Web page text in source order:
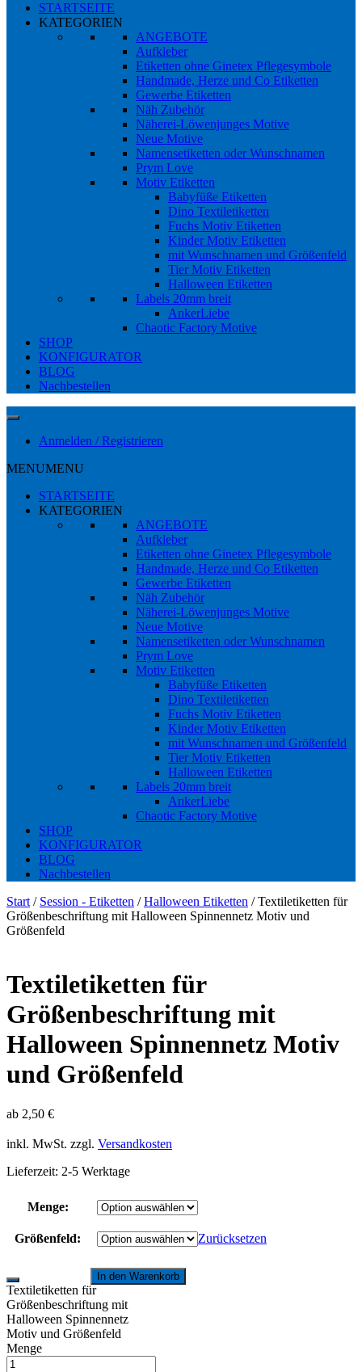
STARTSEITE
KATEGORIEN
ANGEBOTE
Aufkleber
Etiketten ohne Ginetex Pflegesymbole
Handmade, Herze und Co Etiketten
Gewerbe Etiketten
Näh Zubehör
Näherei-Löwenjunges Motive
Neue Motive
Namensetiketten oder Wunschnamen
Prym Love
Motiv Etiketten
Babyfüße Etiketten
Dino Textiletiketten
Fuchs Motiv Etiketten
Kinder Motiv Etiketten
mit Wunschnamen und Größenfeld
Tier Motiv Etiketten
Halloween Etiketten
Labels 20mm breit
AnkerLiebe
Chaotic Factory Motive
SHOP
KONFIGURATOR
BLOG
Nachbestellen
Anmelden / Registrieren
MENUMENU
STARTSEITE
KATEGORIEN
ANGEBOTE
Aufkleber
Etiketten ohne Ginetex Pflegesymbole
Handmade, Herze und Co Etiketten
Gewerbe Etiketten
Näh Zubehör
Näherei-Löwenjunges Motive
Neue Motive
Namensetiketten oder Wunschnamen
Prym Love
Motiv Etiketten
Babyfüße Etiketten
Dino Textiletiketten
Fuchs Motiv Etiketten
Kinder Motiv Etiketten
mit Wunschnamen und Größenfeld
Tier Motiv Etiketten
Halloween Etiketten
Labels 20mm breit
AnkerLiebe
Chaotic Factory Motive
SHOP
KONFIGURATOR
BLOG
Nachbestellen
Start / Session - Etiketten /Halloween Etiketten / Textiletiketten für
Größenbeschriftung mit Halloween Spinnennetz Motiv und
Größenfeld
Textiletiketten für
Größenbeschriftung mit
Halloween Spinnennetz Motiv
und Größenfeld
ab 2,50 €
inkl. MwSt. zzgl. Versandkosten
Lieferzeit: 2-5 Werktage
Menge:
Größenfeld: Zurücksetzen
Textiletiketten für
Größenbeschriftung mit
Halloween Spinnennetz
Motiv und Größenfeld
Menge
In den Warenkorb